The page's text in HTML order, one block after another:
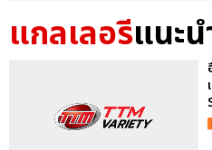
แกลเลอรีแนะน